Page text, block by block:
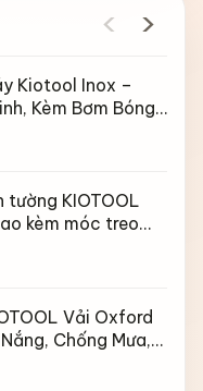
‹ ›
Kiotool Inox –
Kèm Bơm Bóng,
tường KIOTOOL
kèm móc treo
Vải Oxford
Chống Mưa,
UV, Có Phản